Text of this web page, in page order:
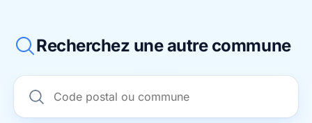
Recherchez une autre commune